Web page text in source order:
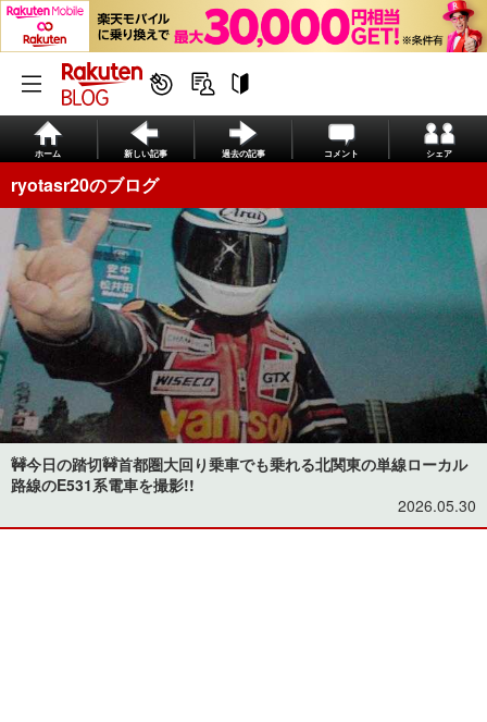
ホーム 新しい記事 過去の記事 コメント シェア
ryotasr20のブログ
🚧今日の踏切🚧首都圏大回り乗車でも乗れる北関東の単線ローカル
路線のE531系電車を撮影!!
2026.05.30